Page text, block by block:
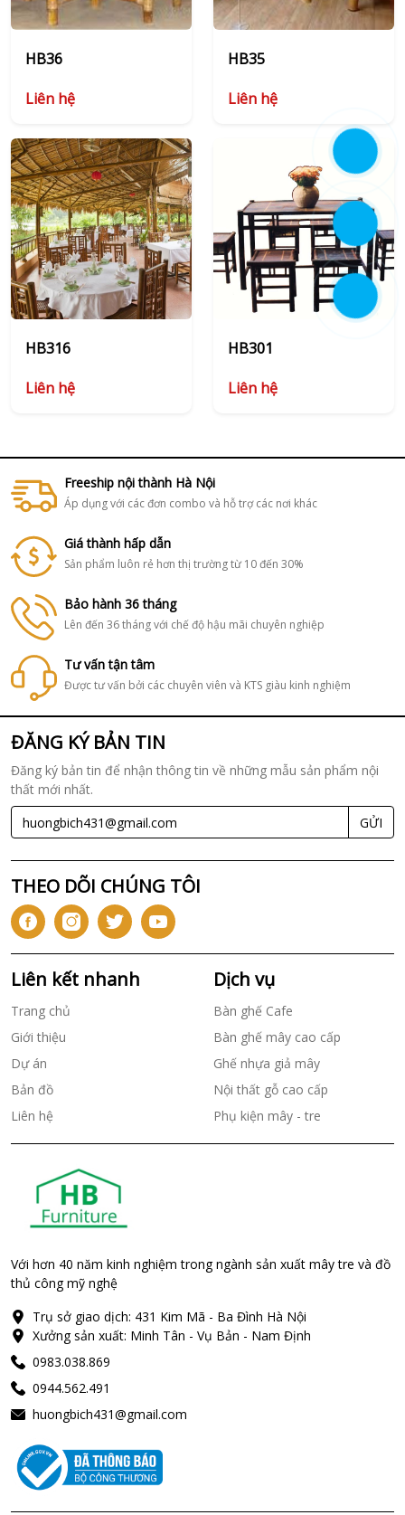
HB36
Liên hệ
HB35
Liên hệ
HB316
Liên hệ
HB301
Liên hệ
Freeship nội thành Hà Nội
Áp dụng với các đơn combo và hỗ trợ các nơi khác
Giá thành hấp dẫn
Sản phẩm luôn rẻ hơn thị trường từ 10 đến 30%
Bảo hành 36 tháng
Lên đến 36 tháng với chế độ hậu mãi chuyên nghiệp
Tư vấn tận tâm
Được tư vấn bởi các chuyên viên và KTS giàu kinh nghiệm
ĐĂNG KÝ BẢN TIN
Đăng ký bản tin để nhận thông tin về những mẫu sản phẩm nội
thất mới nhất.
GỬI
THEO DÕI CHÚNG TÔI
Liên kết nhanh
Trang chủ
Giới thiệu
Dự án
Bản đồ
Liên hệ
Dịch vụ
Bàn ghế Cafe
Bàn ghế mây cao cấp
Ghế nhựa giả mây
Nội thất gỗ cao cấp
Phụ kiện mây - tre
Với hơn 40 năm kinh nghiệm trong ngành sản xuất mây tre và đồ
thủ công mỹ nghệ
Trụ sở giao dịch: 431 Kim Mã - Ba Đình Hà Nội
Xưởng sản xuất: Minh Tân - Vụ Bản - Nam Định
0983.038.869
0944.562.491
huongbich431@gmail.com